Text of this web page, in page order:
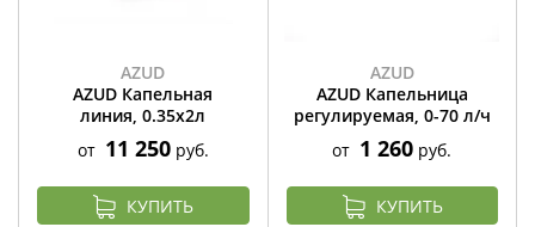
AZUD
AZUD Капельная
линия, 0.35х2л
от 11 250руб.
КУПИТЬ
AZUD
AZUD Капельница
регулируемая, 0-70 л/ч
от 1 260 руб.
КУПИТЬ